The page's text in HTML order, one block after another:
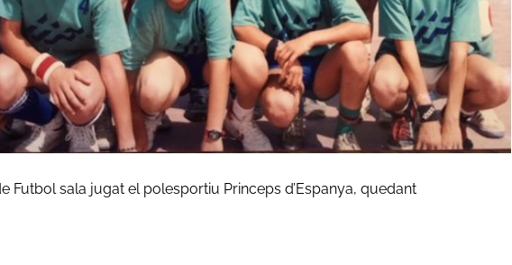
Futbol sala jugat el polesportiu Princeps d’Espanya, quedant